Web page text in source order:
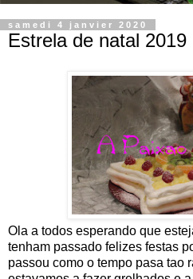
samedi 4 janvier 2020
Estrela de natal 2019
Ola a todos esperando que
tenham passado felizes festas
passou como o tempo pasa tao